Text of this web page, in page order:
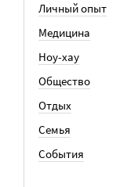
Личный опыт
Медицина
Ноу-хау
Общество
Отдых
Семья
События